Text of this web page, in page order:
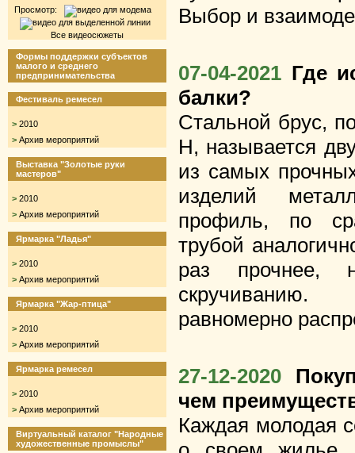
Просмотр:
Все видеосюжеты
Формы поддержки субъектов
малого и среднего
предпринимательства
Фестиваль ремесел
> 2010
> Архив мероприятий
Выставка "Золотые руки
мастеров"
> 2010
> Архив мероприятий
Ярмарка "Ладья"
> 2010
> Архив мероприятий
Ярмарка "Жар-птица"
> 2010
> Архив мероприятий
Ярмарка ремесел
> 2010
> Архив мероприятий
Виртуальный каталог "Народные
художественные промыслы"
Выбор и
07-04-2021 Где
балки?
Стальной брус,
Н, называется
из самых
изделий
профиль, по
трубой
раз прочнее,
равномерно
27-12-2020
чем
Каждая молодая